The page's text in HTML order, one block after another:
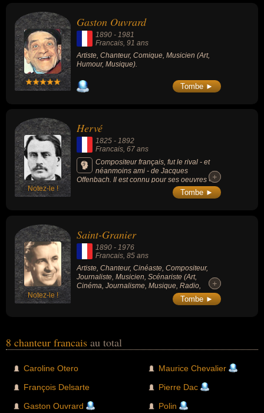
Gaston Ouvrard
1890 - 1981
Francais , 91 ans
Artiste, Chanteur, Comique, Musicien (Art,
Humour, Musique).
Tombe ►
Notez-le !
Hervé
1825 - 1892
Francais, 67 ans
Compositeur français, fut le rival - et
néanmoins ami - de Jacques
Offenbach. Il est connu pour ses oeuvres «
Chilpéric » (1868), « Le Petit Faust » (1869)
ou l'opérette « Mam'zelle Nitouche » (1883).
+
+
Tombe ►
Notez-le !
Saint-Granier
1890 - 1976
Francais, 85 ans
Artiste, Chanteur, Cinéaste, Compositeur,
Journaliste, Musicien, Scénariste (Art,
Cinéma, Journalisme, Musique, Radio,
+
+
Tombe ►
8 chanteur francais au total
Caroline Otero
François Delsarte
Gaston Ouvrard
Maurice Chevalier
Pierre Dac
Polin